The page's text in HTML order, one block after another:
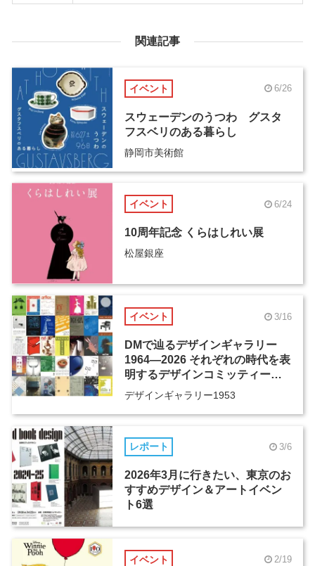
関連記事
イベント 6/26
スウェーデンのうつわ グスタ
フスベリのある暮らし
静岡市美術館
イベント 6/24
10周年記念 くらはしれい展
松屋銀座
イベント 3/16
DMで辿るデザインギャラリー
1964―2026 それぞれの時代を表
明するデザインコミッティーの
活動歴、そしてその先へ
デザインギャラリー1953
レポート 3/6
2026年3月に行きたい、東京のお
すすめデザイン＆アートイベン
ト6選
イベント 2/19